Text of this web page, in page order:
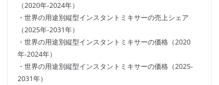
（2020年-2024年）
・世界の用途別縦型インスタントミキサーの売上シェア
（2025年-2031年）
・世界の用途別縦型インスタントミキサーの価格（2020
年-2024年）
・世界の用途別縦型インスタントミキサーの価格（2025-
2031年）